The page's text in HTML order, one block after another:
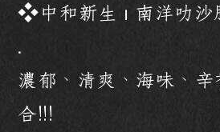
❖中和新生 ⏐ 南洋叻沙
.
濃郁、清爽、海味、辛
合!!!